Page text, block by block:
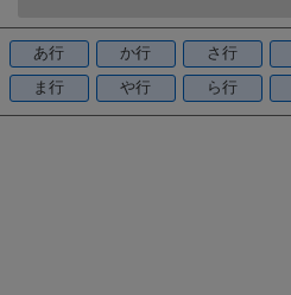
o
o
k
あ行 か行 さ行
ま行
や行 ら行